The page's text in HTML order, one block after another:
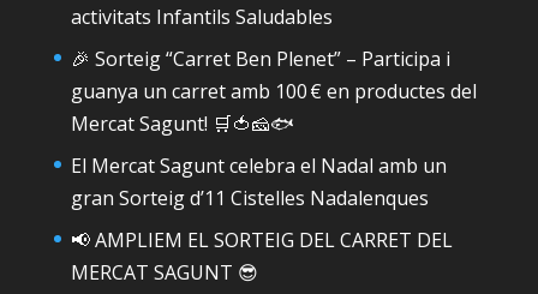
activitats Infantils Saludables
🎉 Sorteig “Carret Ben Plenet” – Participa i
guanya un carret amb 100 € en productes del
Mercat Sagunt! 🛒🍅🧀🐟
El Mercat Sagunt celebra el Nadal amb un
gran Sorteig d’11 Cistelles Nadalenques
📢 AMPLIEM EL SORTEIG DEL CARRET DEL
MERCAT SAGUNT 😎